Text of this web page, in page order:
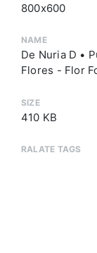
800x600
NAME
De Nuria D •
Flores - Flor
SIZE
410 KB
RALATE TAGS